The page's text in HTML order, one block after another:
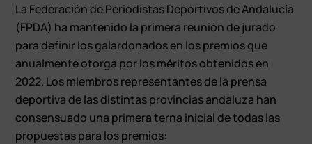
La Federación de Periodistas Deportivos de Andalucía
(FPDA) ha mantenido la primera reunión de jurado
para definir los galardonados en los premios que
anualmente otorga por los méritos obtenidos en
2022. Los miembros representantes de la prensa
deportiva de las distintas provincias andaluza han
consensuado una primera terna inicial de todas las
propuestas para los premios: